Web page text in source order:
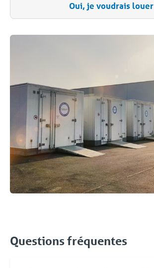
Oui, je voudrais louer
Questions fréquentes